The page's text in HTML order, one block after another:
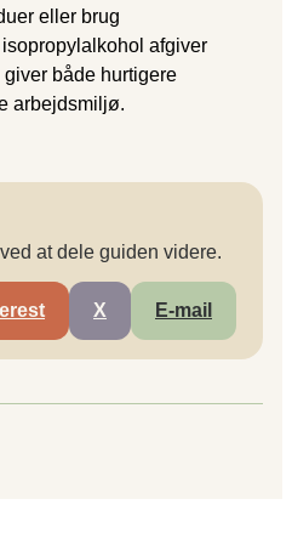
eller brug
afgiver
både hurtigere
arbejdsmiljø.
at dele guiden videre.
X E-mail